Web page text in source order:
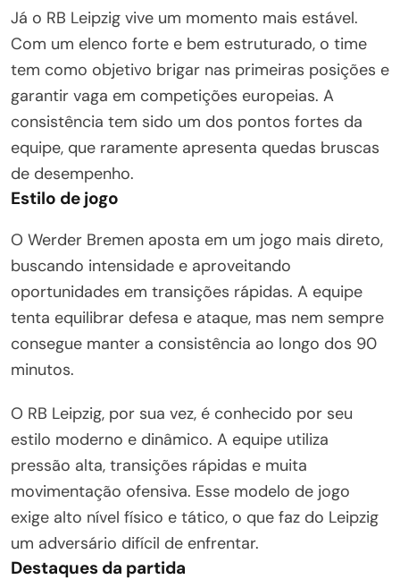
Já o RB Leipzig vive um momento mais estável.
Com um elenco forte e bem estruturado, o time
tem como objetivo brigar nas primeiras posições e
garantir vaga em competições europeias. A
consistência tem sido um dos pontos fortes da
equipe, que raramente apresenta quedas bruscas
de desempenho.
Estilo de jogo
O Werder Bremen aposta em um jogo mais direto,
buscando intensidade e aproveitando
oportunidades em transições rápidas. A equipe
tenta equilibrar defesa e ataque, mas nem sempre
consegue manter a consistência ao longo dos 90
minutos.
O RB Leipzig, por sua vez, é conhecido por seu
estilo moderno e dinâmico. A equipe utiliza
pressão alta, transições rápidas e muita
movimentação ofensiva. Esse modelo de jogo
exige alto nível físico e tático, o que faz do Leipzig
um adversário difícil de enfrentar.
Destaques da partida